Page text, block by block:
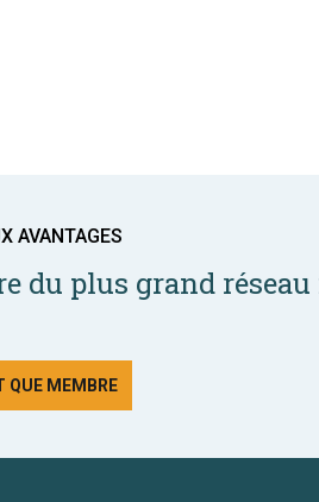
AVANTAGES
du plus grand
QUE MEMBRE